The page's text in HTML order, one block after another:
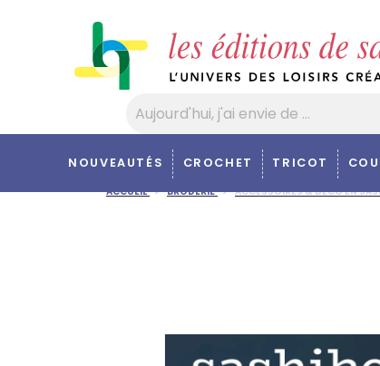
NOUVEAUTÉS CROCHET TRICOT
ACCUEIL BRODERIE ACCESSOIRES & DÉCO EN